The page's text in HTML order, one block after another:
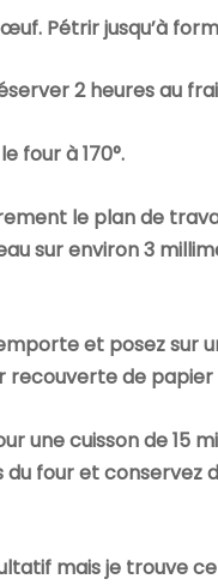
Pétrir jusqu’à
2 heures au
four à 170°.
le plan de
sur environ 3
et posez sur
recouverte de papier
une cuisson de 15
du four et conservez
mais je trouve